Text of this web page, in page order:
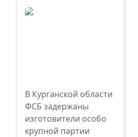
В Курганской области
ФСБ задержаны
изготовители особо
крупной партии